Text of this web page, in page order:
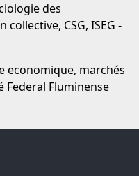
des
CSG, ISEG -
economique, marchés
Federal Fluminense